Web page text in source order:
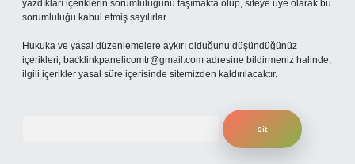
yazdıkları içeriklerin sorumluluğunu taşımakta olup, siteye üye olarak bu
sorumluluğu kabul etmiş sayılırlar.
Hukuka ve yasal düzenlemelere aykırı olduğunu düşündüğünüz
içerikleri, backlinkpanelicomtr@gmail.com adresine bildirmeniz halinde,
ilgili içerikler yasal süre içerisinde sitemizden kaldırılacaktır.